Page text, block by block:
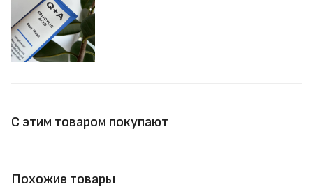
С этим товаром покупают
Похожие товары